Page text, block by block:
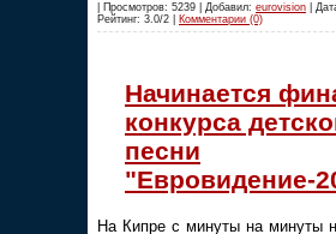
| Просмотров: 5239 | Добавил: eurovision |
Рейтинг: 3.0/2 | Комментарии (0)
Начинается
конкурса
песни
"Евровидение-
На Кипре с минуты на минуты